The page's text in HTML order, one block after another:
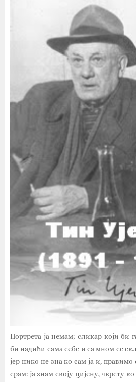
Портрета ја немам; сликар који би
би надићи сама себе и са мном се
јер нико не зна ко сам ја и, правимо
срам: ја знам своју цијену, чврсту